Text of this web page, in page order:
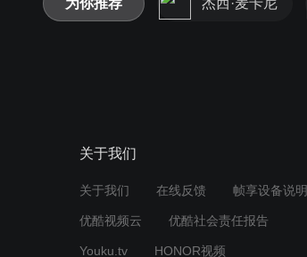
为你推荐 杰西·麦卡尼
关于我们
关于我们 在线反馈 帧享设备说明
优酷视频云 优酷社会责任报告
Youku.tv HONOR视频